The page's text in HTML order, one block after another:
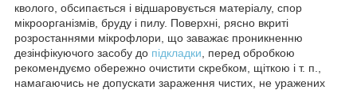
кволого, обсипається і відшаровується матеріалу, спор
мікроорганізмів, бруду і пилу. Поверхні, рясно вкриті
розростаннями мікрофлори, що заважає проникненню
дезінфікуючого засобу до підкладки , перед обробкою
рекомендуємо обережно очистити скребком, щіткою і т. п.,
намагаючись не допускати зараження чистих, не уражених